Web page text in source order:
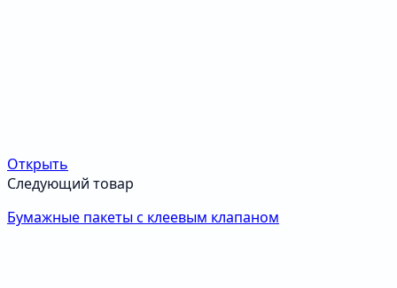
Открыть
Следующий товар
Бумажные пакеты с клеевым клапаном